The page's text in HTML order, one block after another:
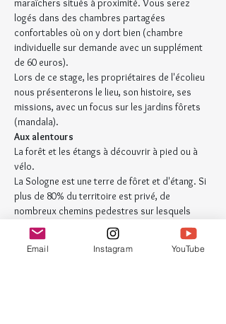
maraîchers situés à proximité. Vous serez
logés dans des chambres partagées
confortables où on y dort bien (chambre
individuelle sur demande avec un supplément
de 60 euros).
Lors de ce stage, les propriétaires de l'écolieu
nous présenterons le lieu, son histoire, ses
missions, avec un focus sur les jardins fôrets
(mandala).
Aux alentours
La forêt et les étangs à découvrir à pied ou à
vélo.
La Sologne est une terre de fôret et d'étang. Si
plus de 80% du territoire est privé, de
nombreux chemins pedestres sur lesquels
vous pourrez rouler à vélo vous ouvrent les
portes.
Pierrefitte sur Sauldre est un petit village de
Email Instagram YouTube